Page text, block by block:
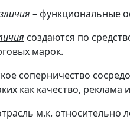
– функциональные
создаются по
марок.
соперничество
как качество, реклама
м.к. относительно